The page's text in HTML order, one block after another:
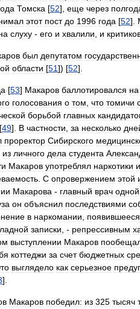
Томска [52], еще через
этот пост до 1996 года [52].
слуху - его и хвалили и
был депутатом
области [51]) [52].
[53] Макаров баллотировался на
голосования о том что томичи
борьбой главных
[49]. В частности за несколько
проректор Сибирского
из личного дела студента
Макаров употреблял наркотики и
С опровержением этой
Макарова - главный врач одной
он объяснил последствиями
в наркомании появившееся
записки , - репрессивным
выступлении Макаров
коттеджи за счет бюджетных
выглядело как серьезное
].
Макаров победил: из 325 тысяч